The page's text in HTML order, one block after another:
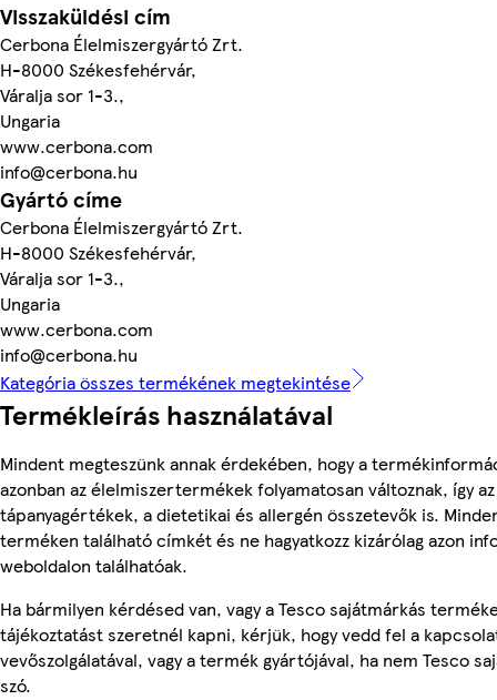
Visszaküldési cím
Cerbona Élelmiszergyártó Zrt.
H-8000 Székesfehérvár,
Váralja sor 1-3.,
Ungaria
www.cerbona.com
info@cerbona.hu
Gyártó címe
Cerbona Élelmiszergyártó Zrt.
H-8000 Székesfehérvár,
Váralja sor 1-3.,
Ungaria
www.cerbona.com
info@cerbona.hu
Kategória összes termékének megtekintése
Termékleírás használatával
Mindent megteszünk annak érdekében, hogy a
azonban az élelmiszertermékek folyamatosan változnak, így
tápanyagértékek, a dietetikai és allergén összetevők is.
terméken található címkét és ne hagyatkozz kizárólag azon
weboldalon találhatóak.
Ha bármilyen kérdésed van, vagy a Tesco sajátmárkás
tájékoztatást szeretnél kapni, kérjük, hogy vedd fel a
vevőszolgálatával, vagy a termék gyártójával, ha nem Tesco
szó.